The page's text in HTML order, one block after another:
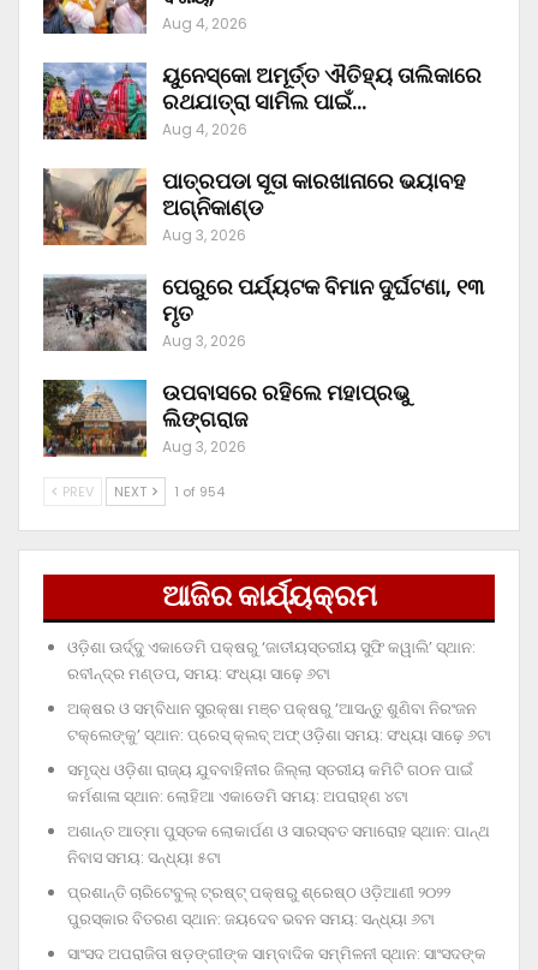
Aug 4, 2026
ୟୁନେସ୍କୋ ଅମୂର୍ତ୍ତ ଐତିହ୍ୟ ତାଲିକାରେ
ରଥଯାତ୍ରା ସାମିଲ ପାଇଁ…
Aug 4, 2026
ପାତ୍ରପଡା ସୂତା କାରଖାନାରେ ଭୟାବହ
ଅଗ୍ନିକାଣ୍ଡ
Aug 3, 2026
ପେରୁରେ ପର୍ଯ୍ୟଟକ ବିମାନ ଦୁର୍ଘଟଣା, ୧୩
ମୃତ
Aug 3, 2026
ଉପବାସରେ ରହିଲେ ମହାପ୍ରଭୁ
ଲିଙ୍ଗରାଜ
Aug 3, 2026
PREV NEXT 1 of 954
ଆଜିର କାର୍ଯ୍ୟକ୍ରମ
ଓଡ଼ିଶା ଊର୍ଦ୍ଦୁ ଏକାଡେମି ପକ୍ଷରୁ ‘ଜାତୀୟସ୍ତରୀୟ ସୁଫି କୱାଲି’ ସ୍ଥାନ:
ରବୀନ୍ଦ୍ର ମଣ୍ଡପ, ସମୟ: ସଂଧ୍ୟା ସାଢ଼େ ୬ଟା
ଅକ୍ଷର ଓ ସମ୍ବିଧାନ ସୁରକ୍ଷା ମଞ୍ଚ ପକ୍ଷରୁ ‘ଆସନ୍ତୁ ଶୁଣିବା ନିରଂଜନ
ଟକ୍‌ଲେଙ୍କୁ’ ସ୍ଥାନ: ପ୍ରେସ୍‌ କ୍ଲବ୍‌ ଅଫ୍‌ ଓଡ଼ିଶା ସମୟ: ସଂଧ୍ୟା ସାଢ଼େ ୬ଟା
ସମୃଦ୍ଧ ଓଡ଼ିଶା ରାଜ୍ୟ ଯୁବବାହିନୀର ଜିଲ୍ଲା ସ୍ତରୀୟ କମିଟି ଗଠନ ପାଇଁ
କର୍ମଶାଳା ସ୍ଥାନ: ଲୋହିଆ ଏକାଡେମି ସମୟ: ଅପରାହ୍‌ଣ ୪ଟା
ଅଶାନ୍ତ ଆତ୍ମା ପୁସ୍ତକ ଲୋକାର୍ପଣ ଓ ସାରସ୍ବତ ସମାରୋହ ସ୍ଥାନ: ପାନ୍ଥ
ନିବାସ ସମୟ: ସନ୍ଧ୍ୟା ୫ଟା
ପ୍ରଶାନ୍ତି ଚାରିଟେବୁଲ୍‌ ଟ୍ରଷ୍ଟ୍‌ ପକ୍ଷରୁ ଶ୍ରେଷ୍ଠ ଓଡ଼ିଆଣୀ ୨୦୨୨
ପୁରସ୍କାର ବିତରଣ ସ୍ଥାନ: ଜୟଦେବ ଭବନ ସମୟ: ସନ୍ଧ୍ୟା ୬ଟା
ସାଂସଦ ଅପରାଜିତା ଷଡ଼ଙ୍ଗୀଙ୍କ ସାମ୍ବାଦିକ ସମ୍ମିଳନୀ ସ୍ଥାନ: ସାଂସଦଙ୍କ